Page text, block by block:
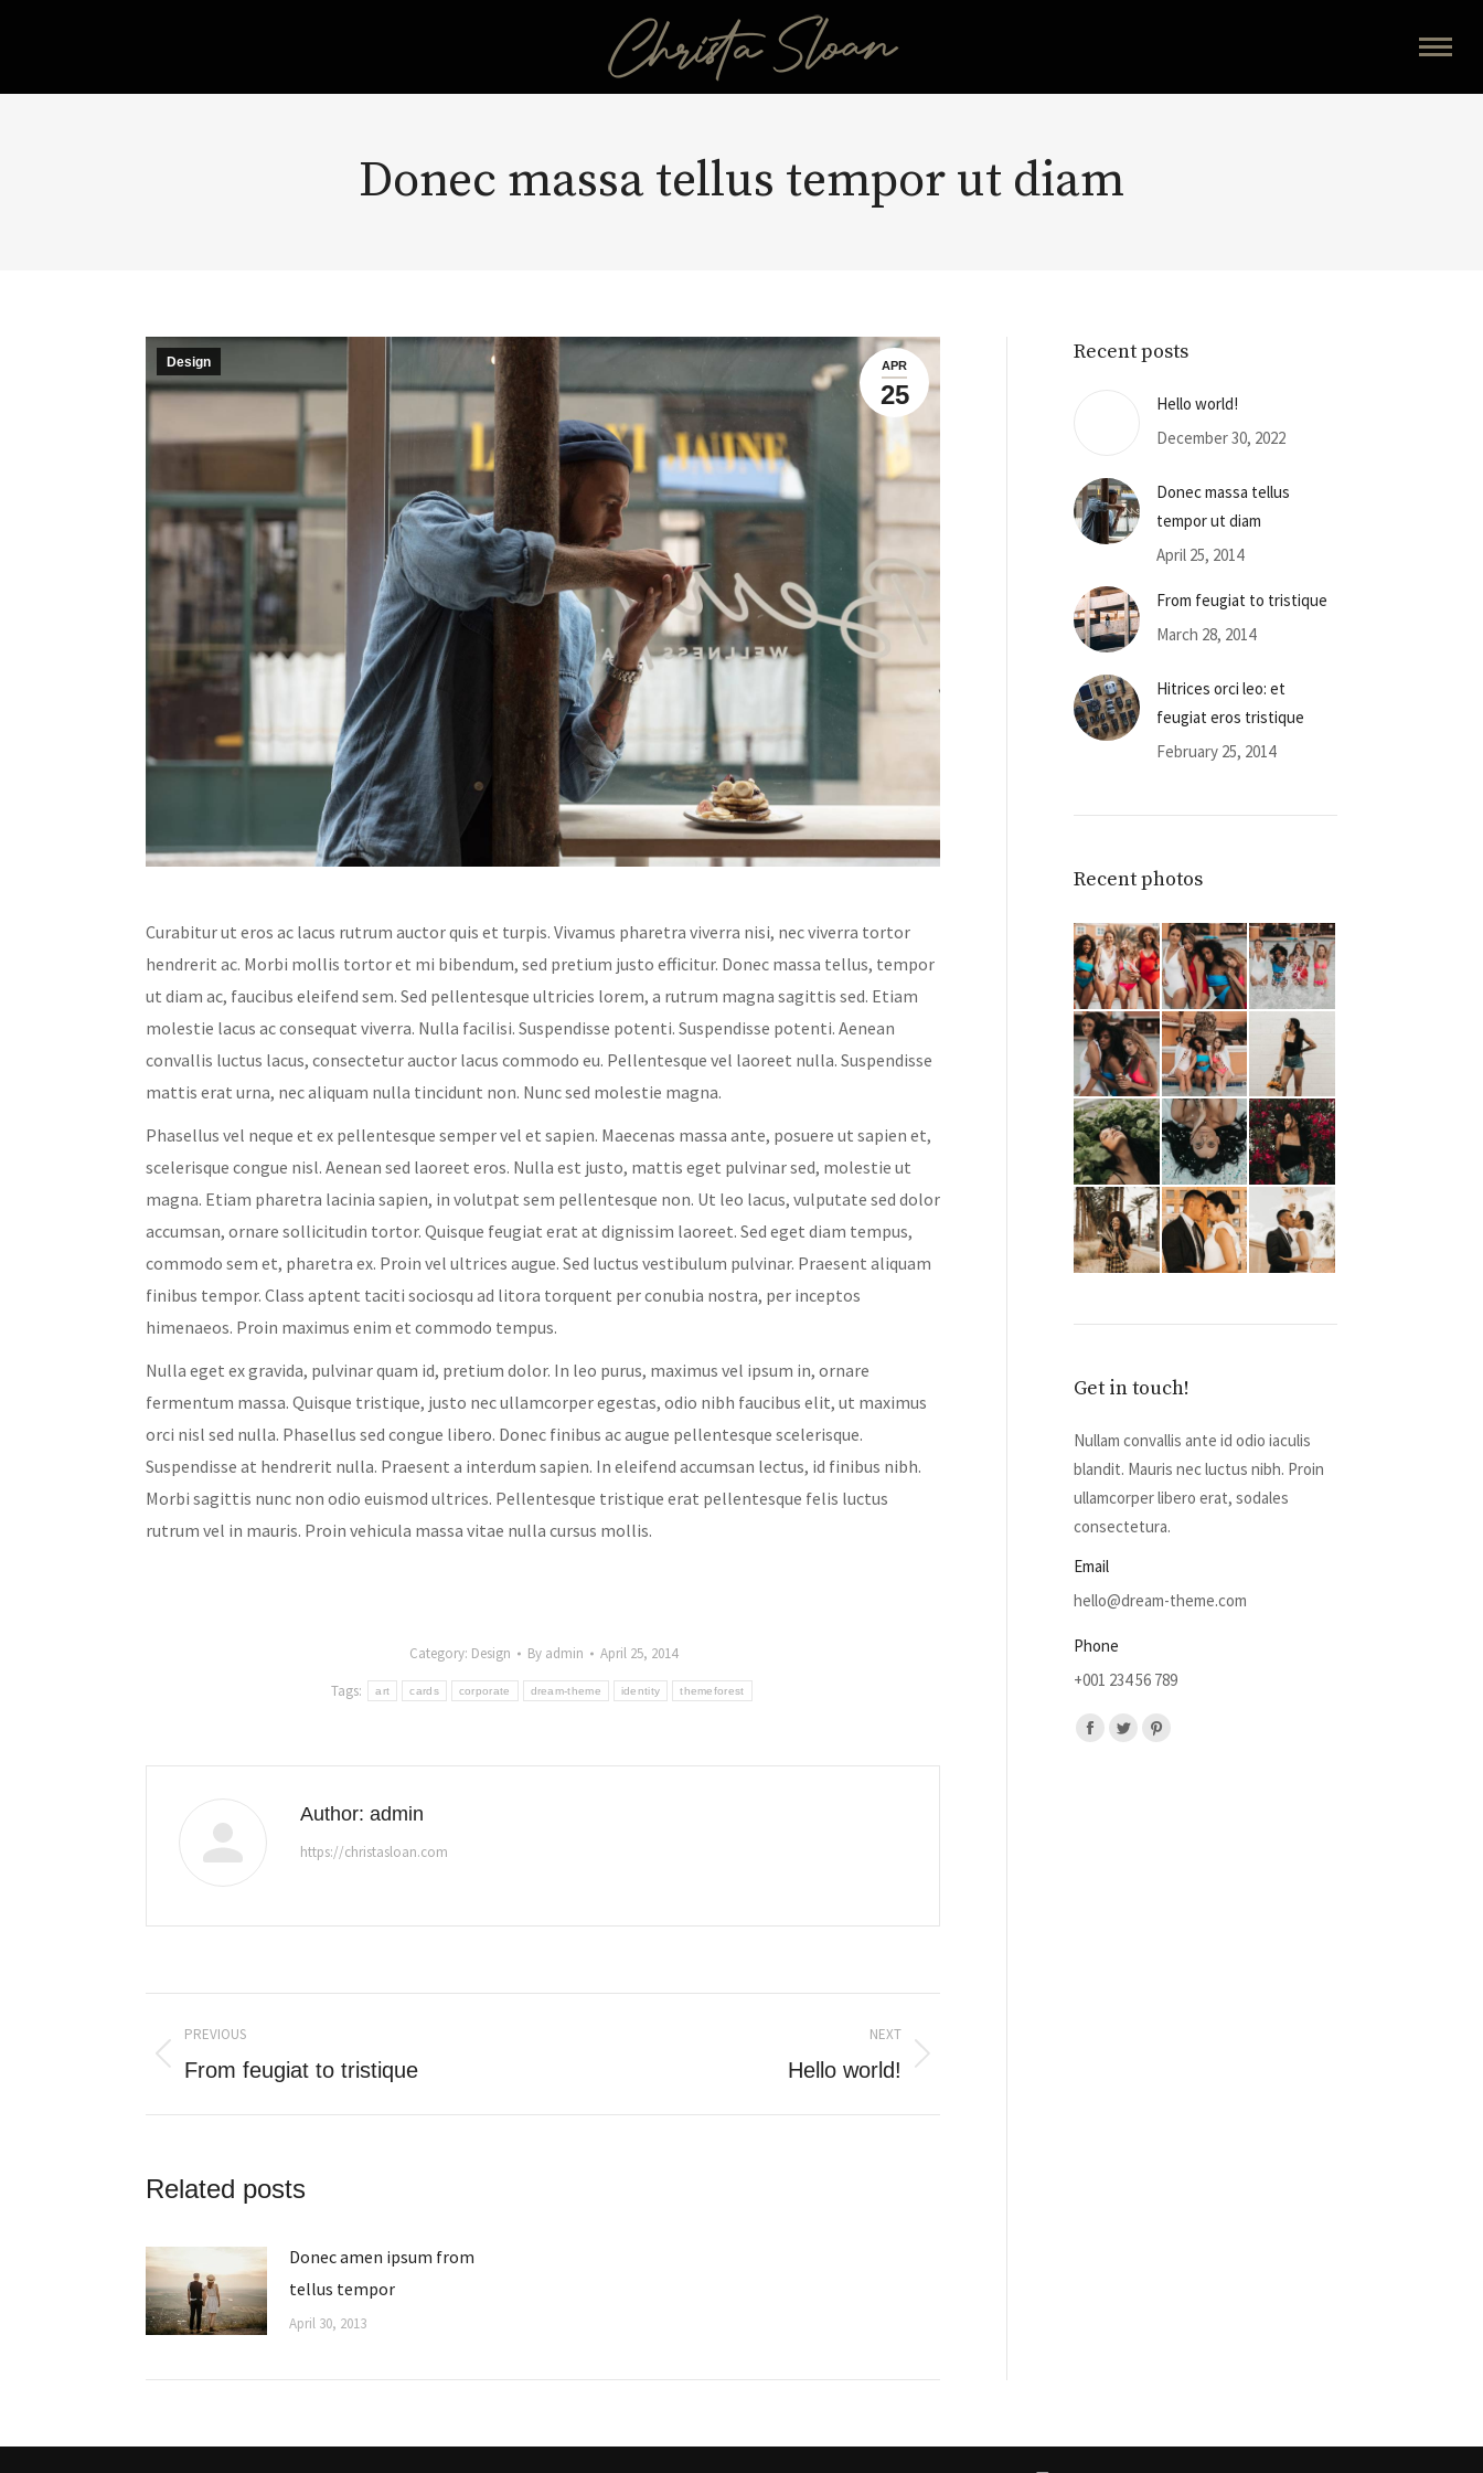
Donec massa tellus tempor ut diam
APR
25
Design
Curabitur ut eros ac lacus rutrum auctor quis et turpis. Vivamus pharetra viverra nisi, nec viverra tortor
hendrerit ac. Morbi mollis tortor et mi bibendum, sed pretium justo efficitur. Donec massa tellus, tempor
ut diam ac, faucibus eleifend sem. Sed pellentesque ultricies lorem, a rutrum magna sagittis sed. Etiam
molestie lacus ac consequat viverra. Nulla facilisi. Suspendisse potenti. Suspendisse potenti. Aenean
convallis luctus lacus, consectetur auctor lacus commodo eu. Pellentesque vel laoreet nulla. Suspendisse
mattis erat urna, nec aliquam nulla tincidunt non. Nunc sed molestie magna.
Phasellus vel neque et ex pellentesque semper vel et sapien. Maecenas massa ante, posuere ut sapien et,
scelerisque congue nisl. Aenean sed laoreet eros. Nulla est justo, mattis eget pulvinar sed, molestie ut
magna. Etiam pharetra lacinia sapien, in volutpat sem pellentesque non. Ut leo lacus, vulputate sed dolor
accumsan, ornare sollicitudin tortor. Quisque feugiat erat at dignissim laoreet. Sed eget diam tempus,
commodo sem et, pharetra ex. Proin vel ultrices augue. Sed luctus vestibulum pulvinar. Praesent aliquam
finibus tempor. Class aptent taciti sociosqu ad litora torquent per conubia nostra, per inceptos
himenaeos. Proin maximus enim et commodo tempus.
Nulla eget ex gravida, pulvinar quam id, pretium dolor. In leo purus, maximus vel ipsum in, ornare
fermentum massa. Quisque tristique, justo nec ullamcorper egestas, odio nibh faucibus elit, ut maximus
orci nisl sed nulla. Phasellus sed congue libero. Donec finibus ac augue pellentesque scelerisque.
Suspendisse at hendrerit nulla. Praesent a interdum sapien. In eleifend accumsan lectus, id finibus nibh.
Morbi sagittis nunc non odio euismod ultrices. Pellentesque tristique erat pellentesque felis luctus
rutrum vel in mauris. Proin vehicula massa vitae nulla cursus mollis.
Category: Design By admin
April 25, 2014
Tags:
art cards corporate dream-theme identity themeforest
Author: admin
https://christasloan.com
navigation
PREVIOUS
Previous
From feugiat to tristique
NEXT
Hello world!
Related posts
Donec amen ipsum from
tellus tempor
April 30, 2013
Recent posts
Hello world!
December 30, 2022
Donec massa tellus
tempor ut diam
April 25, 2014
From feugiat to tristique
March 28, 2014
Hitrices orci leo: et
feugiat eros tristique
February 25, 2014
Recent photos
Get in touch!
Nullam convallis ante id odio iaculis
blandit. Mauris nec luctus nibh. Proin
ullamcorper libero erat, sodales
consectetura.
Email
hello@dream-theme.com
Phone
+001 234 56 789
Find us on:
Facebook
TwitterPinterest